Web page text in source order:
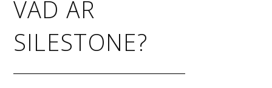
VAD ÄR
SILESTONE?